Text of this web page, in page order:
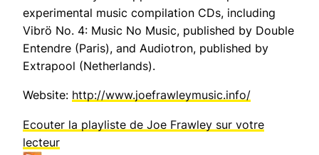
experimental music compilation CDs, including
Vibrö No. 4: Music No Music, published by Double
Entendre (Paris), and Audiotron, published by
Extrapool (Netherlands).
Website: http://www.joefrawleymusic.info/
Ecouter la playliste de Joe Frawley sur votre
lecteur